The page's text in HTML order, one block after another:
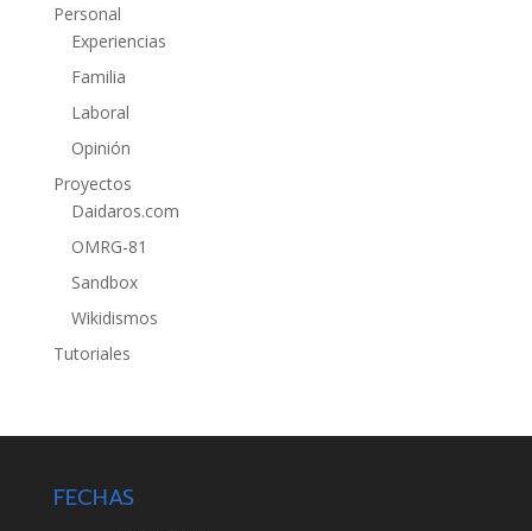
Personal
Experiencias
Familia
Laboral
Opinión
Proyectos
Daidaros.com
OMRG-81
Sandbox
Wikidismos
Tutoriales
FECHAS